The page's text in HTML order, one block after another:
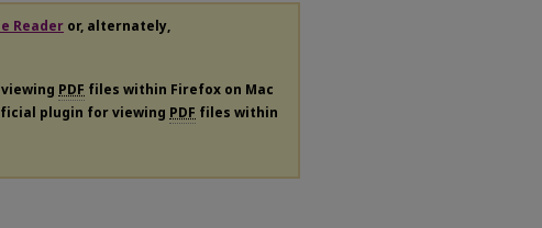
Reader or, alternately,
PDF files within Firefox on Mac
plugin for viewing PDF files within